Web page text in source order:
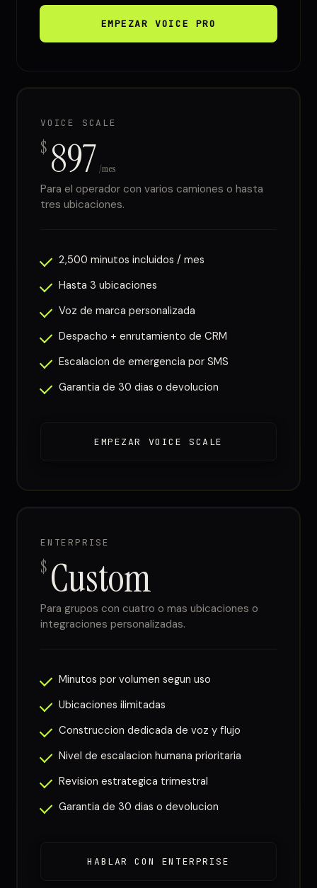
EMPEZAR VOICE PRO
VOICE SCALE
$ 897 /mes
Para el operador con varios camiones o hasta
tres ubicaciones.
2,500 minutos incluidos / mes
Hasta 3 ubicaciones
Voz de marca personalizada
Despacho + enrutamiento de CRM
Escalacion de emergencia por SMS
Garantia de 30 dias o devolucion
EMPEZAR VOICE SCALE
ENTERPRISE
$ Custom
Para grupos con cuatro o mas ubicaciones o
integraciones personalizadas.
Minutos por volumen segun uso
Ubicaciones ilimitadas
Construccion dedicada de voz y flujo
Nivel de escalacion humana prioritaria
Revision estrategica trimestral
Garantia de 30 dias o devolucion
HABLAR CON ENTERPRISE